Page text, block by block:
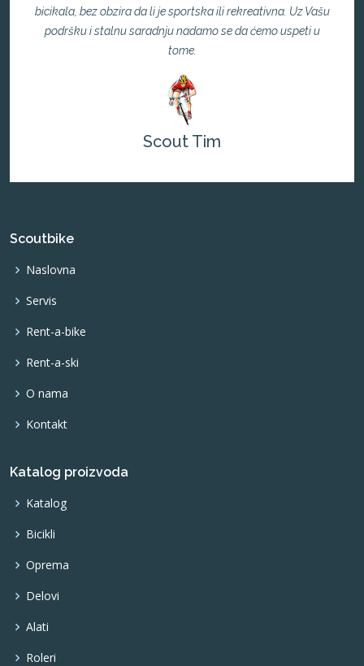
bicikala, bez obzira da li je sportska ili rekreativna. Uz Vašu
podršku i stalnu saradnju nadamo se da ćemo uspeti u
tome.
Scout Tim
Scoutbike
Naslovna
Servis
Rent-a-bike
Rent-a-ski
O nama
Kontakt
Katalog proizvoda
Katalog
Bicikli
Oprema
Delovi
Alati
Roleri